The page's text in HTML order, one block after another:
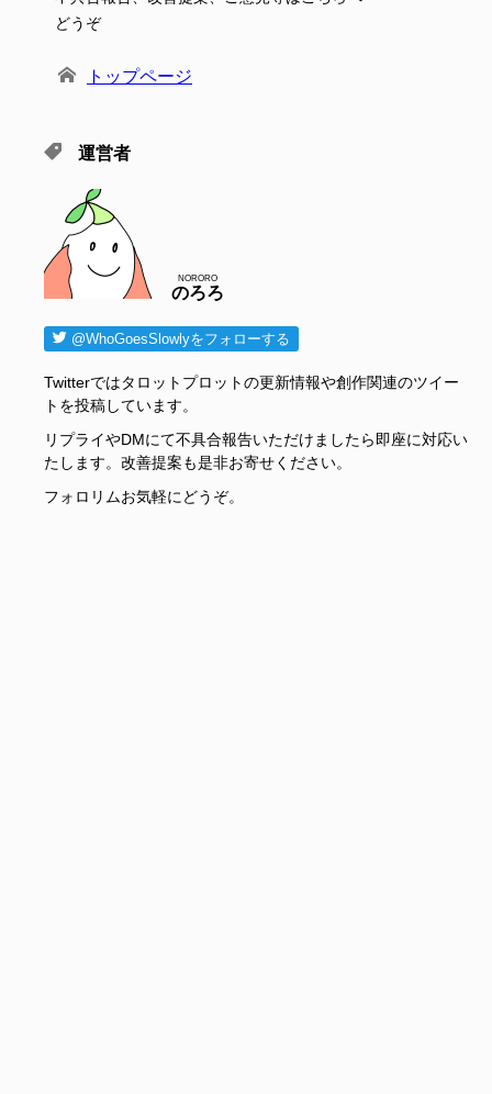
どうぞ
トップページ
運営者
のろろ
NORORO
@WhoGoesSlowlyをフォローする
Twitterではタロットプロットの更新情報や創作関連のツイー
トを投稿しています。
リプライやDMにて不具合報告いただけましたら即座に対応い
たします。改善提案も是非お寄せください。
フォロリムお気軽にどうぞ。